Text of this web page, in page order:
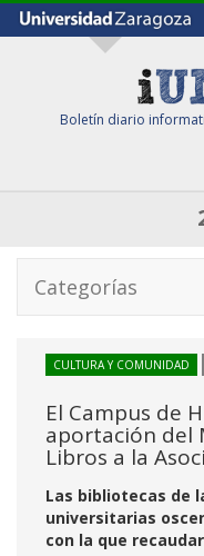
Boletín diario
Categorías
CULTURA Y COMUNIDAD
El Campus de
aportación del
Libros a la
Las bibliotecas de
universitarias
con la que